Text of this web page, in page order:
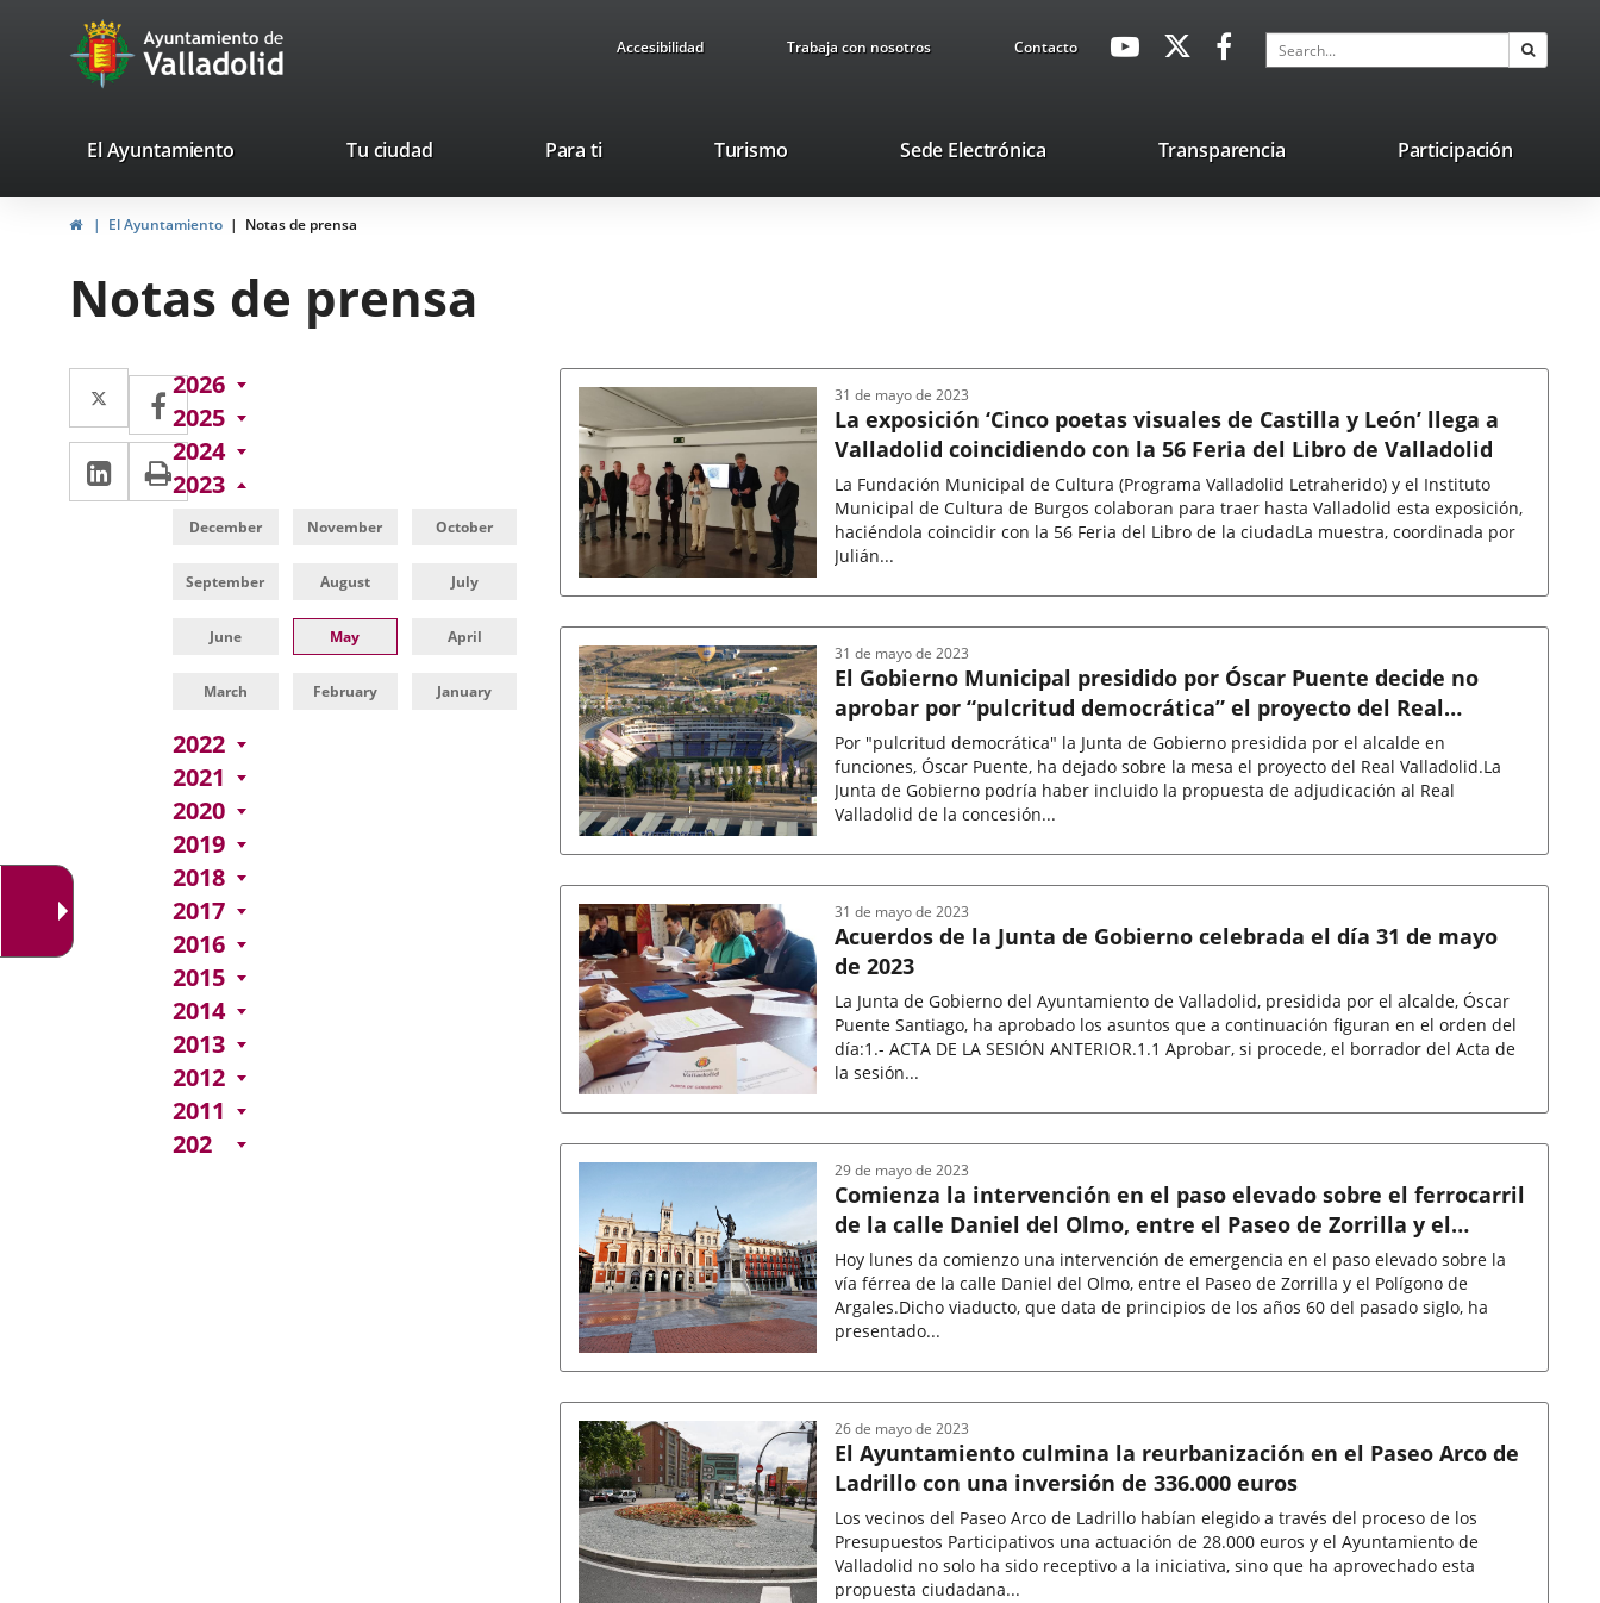
Portal
Web
Ayuntamiento
de
Accesibilidad Trabaja con nosotros ContactoavaHeaderSocial
Link
Link
application.
application.
Search
valladolid.es
El Ayuntamiento Tu ciudad Para ti TurismoThis
will
Sede ElectrónicaLink
external
Transparencia Participación
HomeEl Ayuntamiento Notas de prensa
Notas de prensa
Twitter
Enlace
a
una
aplicación
Facebook
Enlace
a
una
aplicación
Linkedin
Enlace
a
aplicación
externa.
Print
2026
2025
2024
2023
December November October
September August July
June May April
March February January
2022
2021
2020
2019
2018
2017
2016
2015
2014
2013
2012
2011
202
La exposición ‘Cinco poetas visuales de Castilla y León’ llega a
Valladolid coincidiendo con la 56 Feria del Libro de Valladolid
La Fundación Municipal de Cultura (Programa Valladolid Letraherido) y el Instituto
Municipal de Cultura de Burgos colaboran para traer hasta Valladolid esta exposición,
haciéndola coincidir con la 56 Feria del Libro de la ciudadLa muestra, coordinada por
Julián...
la
noticia
31 de mayo de 2023
El Gobierno Municipal presidido por Óscar Puente decide no
aprobar por “pulcritud democrática” el proyecto del Real
Valladolid
Por "pulcritud democrática" la Junta de Gobierno presidida por el alcalde en
funciones, Óscar Puente, ha dejado sobre la mesa el proyecto del Real Valladolid.La
Junta de Gobierno podría haber incluido la propuesta de adjudicación al Real
Valladolid de la concesión...
la
noticia
31 de mayo de 2023
Acuerdos de la Junta de Gobierno celebrada el día 31 de mayo
de 2023
La Junta de Gobierno del Ayuntamiento de Valladolid, presidida por el alcalde, Óscar
Puente Santiago, ha aprobado los asuntos que a continuación figuran en el orden del
día:1.- ACTA DE LA SESIÓN ANTERIOR.1.1 Aprobar, si procede, el borrador del Acta de
la sesión...
la
noticia
31 de mayo de 2023
Comienza la intervención en el paso elevado sobre el ferrocarril
de la calle Daniel del Olmo, entre el Paseo de Zorrilla y el
Polígono de Argales
Hoy lunes da comienzo una intervención de emergencia en el paso elevado sobre la
vía férrea de la calle Daniel del Olmo, entre el Paseo de Zorrilla y el Polígono de
Argales.Dicho viaducto, que data de principios de los años 60 del pasado siglo, ha
presentado...
la
noticia
29 de mayo de 2023
El Ayuntamiento culmina la reurbanización en el Paseo Arco de
Ladrillo con una inversión de 336.000 euros
Los vecinos del Paseo Arco de Ladrillo habían elegido a través del proceso de los
Presupuestos Participativos una actuación de 28.000 euros y el Ayuntamiento de
Valladolid no solo ha sido receptivo a la iniciativa, sino que ha aprovechado esta
propuesta ciudadana...
26 de mayo de 2023